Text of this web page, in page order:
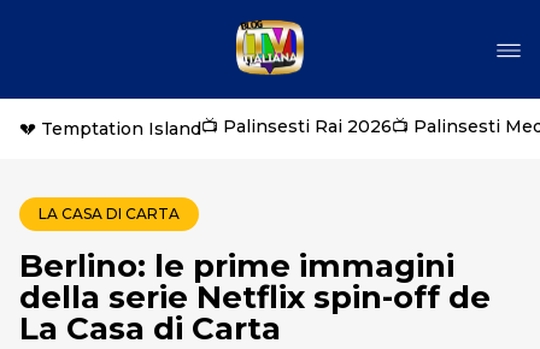
💔 Temptation Island📺 Palinsesti Rai 2026📺 Palinsesti
LA CASA DI CARTA
Berlino: le prime immagini
della serie Netflix spin-off de
La Casa di Carta